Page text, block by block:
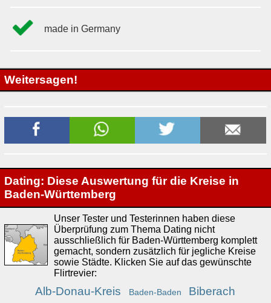
made in Germany
Weitersagen!
Dating: Diese Auswertung für die Kreise in
Baden-Württemberg
Unser Tester und Testerinnen haben diese
Überprüfung zum Thema Dating nicht
ausschließlich für Baden-Württemberg komplett
gemacht, sondern zusätzlich für jegliche Kreise
sowie Städte. Klicken Sie auf das gewünschte
Flirtrevier:
Alb-Donau-Kreis Baden-Baden Biberach